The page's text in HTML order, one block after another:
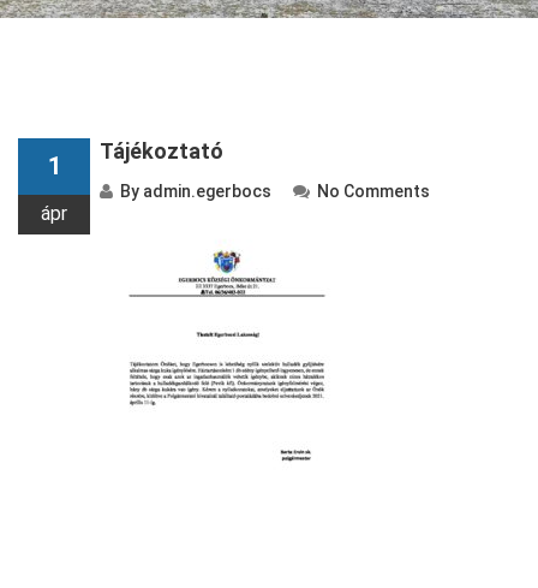
1
ápr
Tájékoztató
By admin.egerbocs No Comments